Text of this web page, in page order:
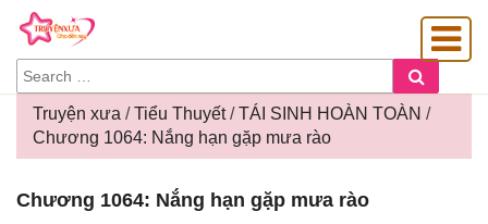
SEARCH
FOR:
Truyện xưa /Tiểu Thuyết/TÁI SINH HOÀN TOÀN /
Chương 1064: Nắng hạn gặp mưa rào
1064:
Chương 1064: Nắng hạn gặp mưa rào